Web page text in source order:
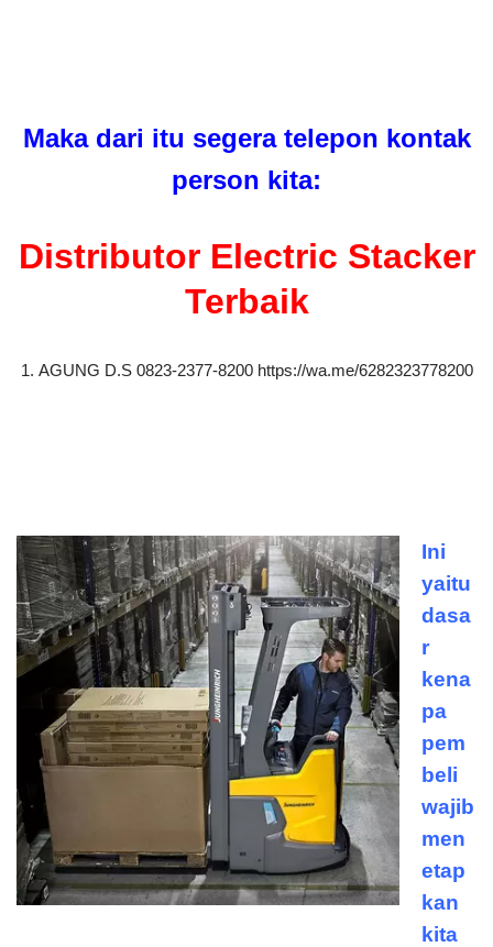
Maka dari itu segera telepon kontak
person kita:
Distributor Electric Stacker
Terbaik
1. AGUNG D.S 0823-2377-8200 https://wa.me/6282323778200
Ini
yaitu
dasa
r
kena
pa
pem
beli
wajib
men
etap
kan
kita